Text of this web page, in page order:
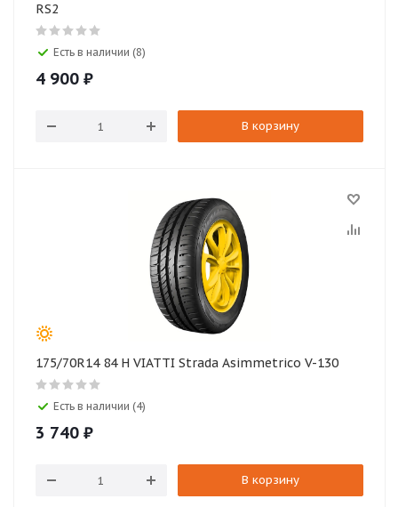
RS2
Есть в наличии (8)
4 900 ₽
В корзину
175/70R14 84 H VIATTI Strada Asimmetrico V-130
Есть в наличии (4)
3 740 ₽
В корзину